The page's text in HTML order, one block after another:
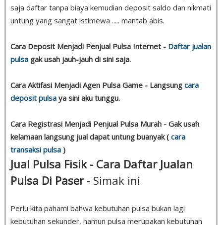
saja daftar tanpa biaya kemudian deposit saldo dan nikmati
untung yang sangat istimewa ..... mantab abis.
Cara Deposit Menjadi Penjual Pulsa Internet - Daftar jualan
pulsa gak usah jauh-jauh di sini saja.
Cara Aktifasi Menjadi Agen Pulsa Game - Langsung cara
deposit pulsa ya sini aku tunggu.
Cara Registrasi Menjadi Penjual Pulsa Murah - Gak usah
kelamaan langsung jual dapat untung buanyak ( cara
transaksi pulsa )
Jual Pulsa Fisik - Cara Daftar Jualan
Pulsa Di Paser - Simak ini
Perlu kita pahami bahwa kebutuhan pulsa bukan lagi
kebutuhan sekunder, namun pulsa merupakan kebutuhan